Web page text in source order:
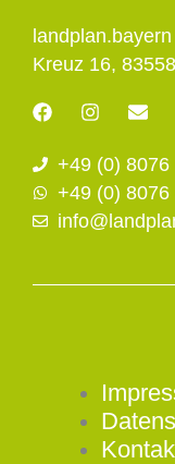
Kreuz 16,
F
a
e
b
o
I
t
a
g
r
E
e
l
p
+49 (0) 8076
+49 (0) 8076